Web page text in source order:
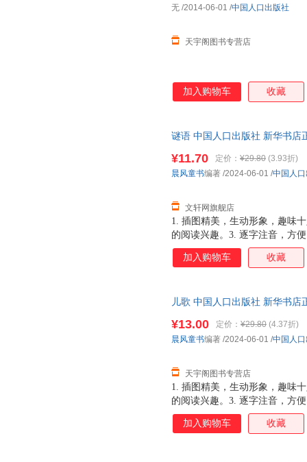
天宇阁图书专营店
无 /2014-06-01 /中国人口出版社
加入购物车 收藏
谜语 中国人口出版社 新华书店
1. 插图精美，生动形象，趣味
的阅读兴趣。3. 逐字注音，方
习兴趣。 5. 优良纸张，印刷清
¥11.70 定价： ¥29.80 (3.93折)
文轩网旗舰店
晨风童书编著 /2024-06-01 /中国人
加入购物车 收藏
儿歌 中国人口出版社 新华书店
1. 插图精美，生动形象，趣味
的阅读兴趣。3. 逐字注音，方
习兴趣。 5. 优良纸张，印刷清
¥13.00 定价： ¥29.80 (4.37折)
天宇阁图书专营店
晨风童书编著 /2024-06-01 /中国人
加入购物车 收藏